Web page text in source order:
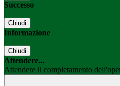
Successo
Chiudi
Informazione
Chiudi
Attendere...
Attendere il completamento